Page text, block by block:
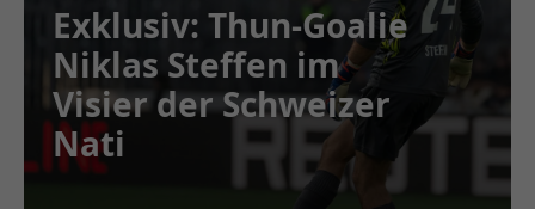
Exklusiv: Thun-Goalie
Niklas Steffen im
Visier der Schweizer
Nati